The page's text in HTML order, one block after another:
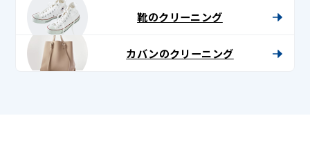
靴のクリーニング
カバンのクリーニング